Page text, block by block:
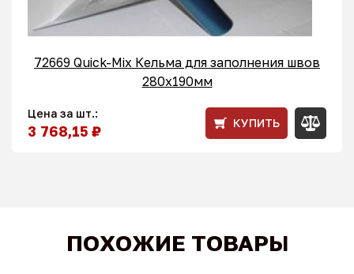
72669 Quick-Mix Кельма для заполнения швов
280x190мм
Цена за шт.:
3 768,15 ₽ КУПИТЬ
ПОХОЖИЕ ТОВАРЫ